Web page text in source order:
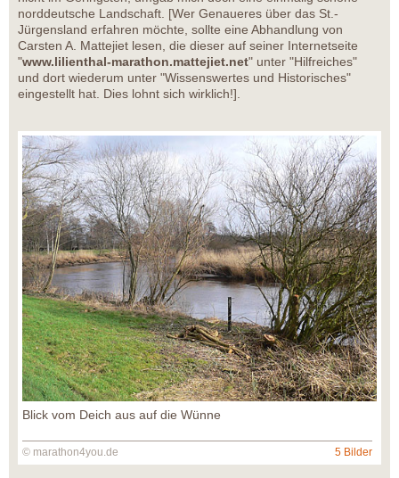
norddeutsche Landschaft. [Wer Genaueres über das St.-
Jürgensland erfahren möchte, sollte eine Abhandlung von
Carsten A. Mattejiet lesen, die dieser auf seiner Internetseite
"www.lilienthal-marathon.mattejiet.net" unter "Hilfreiches"
und dort wiederum unter "Wissenswertes und Historisches"
eingestellt hat. Dies lohnt sich wirklich!].
Blick vom Deich aus auf die Wünne
© marathon4you.de 5 Bilder